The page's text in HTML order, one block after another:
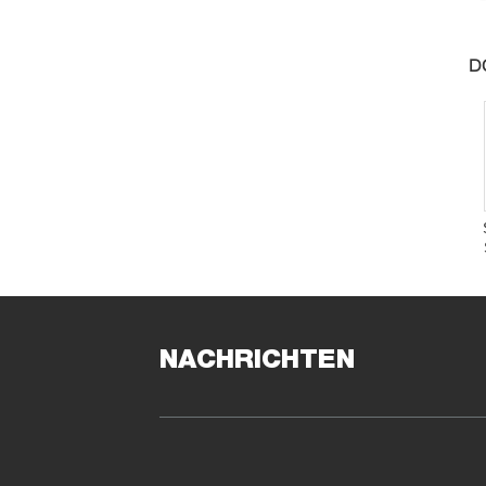
NACHRICHTEN